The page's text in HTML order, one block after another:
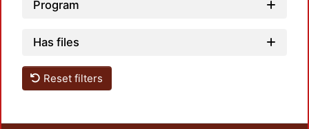
Program
Has files
Reset filters